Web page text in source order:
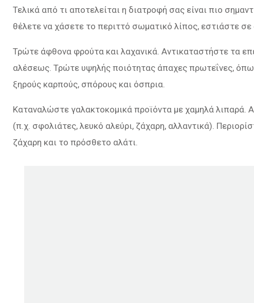
Τελικά από τι αποτελείται η διατροφή σας είναι πιο
θέλετε να χάσετε το περιττό σωματικό λίπος, εστιάστε σε
Τρώτε άφθονα φρούτα και λαχανικά. Αντικαταστήστε τα
αλέσεως. Τρώτε υψηλής ποιότητας άπαχες πρωτεΐνες,
ξηρούς καρπούς, σπόρους και όσπρια.
Καταναλώστε γαλακτοκομικά προϊόντα με χαμηλά λιπαρά.
(π.χ. σφολιάτες, λευκό αλεύρι, ζάχαρη, αλλαντικά).
ζάχαρη και το πρόσθετο αλάτι.